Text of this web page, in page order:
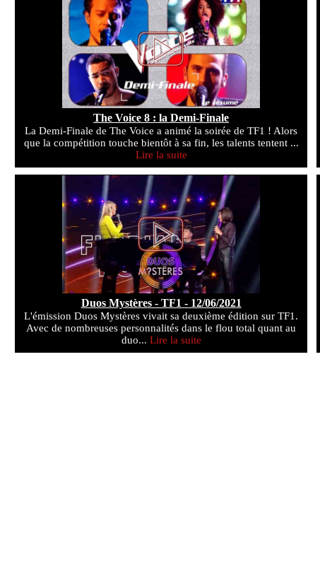
The Voice 8 : la Demi-Finale
La Demi-Finale de The Voice a animé la soirée de TF1 ! Alors
que la compétition touche bientôt à sa fin, les talents tentent ...
Lire la suite
Duos Mystères - TF1 - 12/06/2021
L'émission Duos Mystères vivait sa deuxième édition sur TF1.
Avec de nombreuses personnalités dans le flou total quant au
duo... Lire la suite